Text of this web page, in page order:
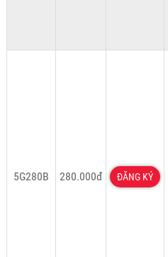
5G280B 280.000đ ĐĂNG KÝ